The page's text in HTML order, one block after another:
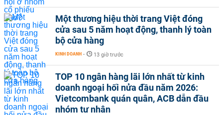
Một thương hiệu thời trang Việt đóng
cửa sau 5 năm hoạt động, thanh lý toàn
bộ cửa hàng
KINH DOANH - 13 giờ trước
TOP 10 ngân hàng lãi lớn nhất từ kinh
doanh ngoại hối nửa đầu năm 2026:
Vietcombank quán quân, ACB dẫn đầu
nhóm tư nhân